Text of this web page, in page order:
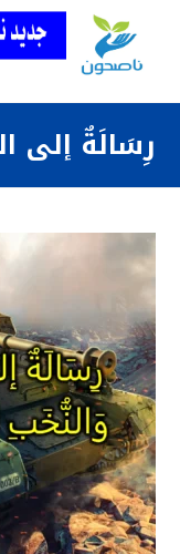
رِسَالَةٌ إلى